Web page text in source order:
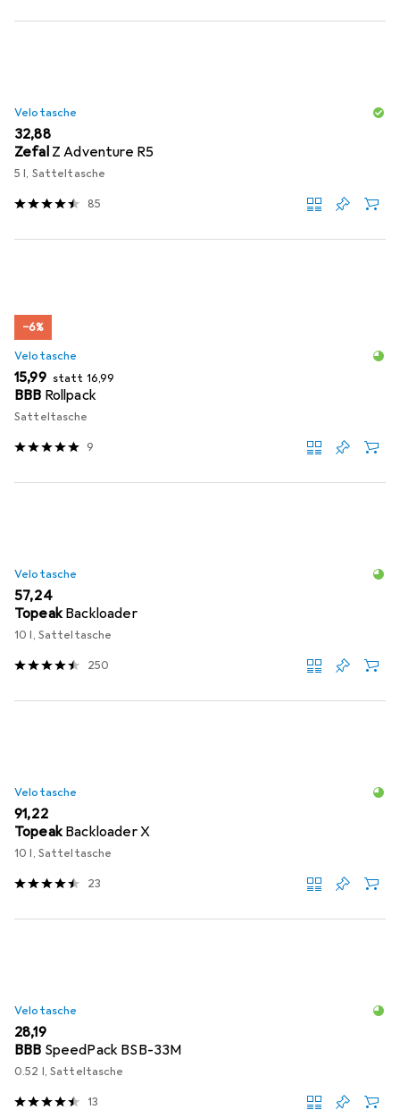
Velotasche
EUR
32,88
Zefal Z Adventure R5
5 l, Satteltasche
85
−6%
Velotasche
EUR
15,99 statt EUR
16,99
BBB Rollpack
Satteltasche
9
Velotasche
EUR
57,24
Topeak Backloader
10 l, Satteltasche
250
Velotasche
EUR
91,22
Topeak Backloader X
10 l, Satteltasche
23
Velotasche
EUR
28,19
BBB SpeedPack BSB-33M
0.52 l, Satteltasche
13